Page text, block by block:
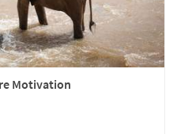
Motivation